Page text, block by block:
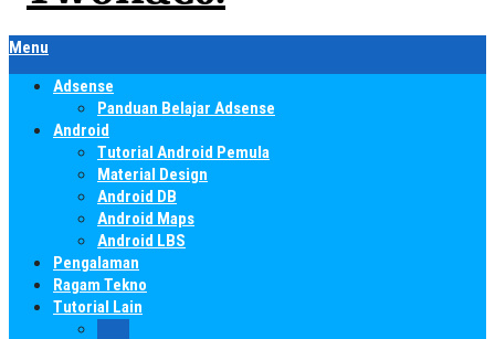
Menu
Adsense
Panduan Belajar Adsense
Android
Tutorial Android Pemula
Material Design
Android DB
Android Maps
Android LBS
Pengalaman
Ragam Tekno
Tutorial Lain